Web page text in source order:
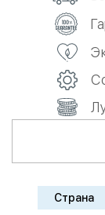
Страна